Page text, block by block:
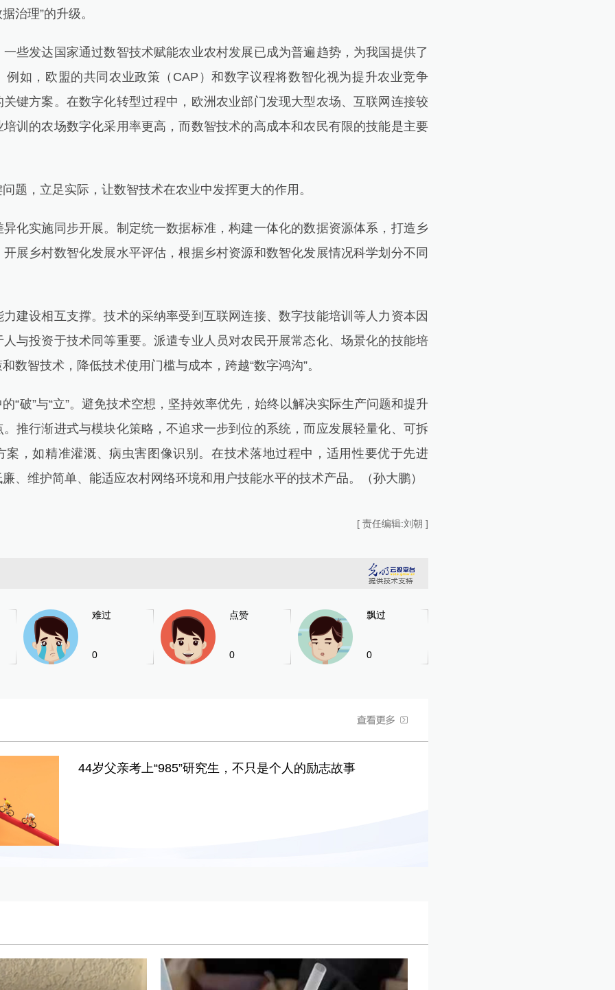
治理”的升级。
发达国家通过数智技术赋能农业农村发展已成为普遍趋势，为我国提供了
例如，欧盟的共同农业政策（CAP）和数字议程将数智化视为提升农业竞争
键方案。在数字化转型过程中，欧洲农业部门发现大型农场、互联网连接较
训的农场数字化采用率更高，而数智技术的高成本和农民有限的技能是主要
，立足实际，让数智技术在农业中发挥更大的作用。
实施同步开展。制定统一数据标准，构建一体化的数据资源体系，打造乡
展乡村数智化发展水平评估，根据乡村资源和数智化发展情况科学划分不同
设相互支撑。技术的采纳率受到互联网连接、数字技能培训等人力资本因
与投资于技术同等重要。派遣专业人员对农民开展常态化、场景化的技能培
数智技术，降低技术使用门槛与成本，跨越“数字鸿沟”。
”与“立”。避免技术空想，坚持效率优先，始终以解决实际生产问题和提升
推行渐进式与模块化策略，不追求一步到位的系统，而应发展轻量化、可拆
案，如精准灌溉、病虫害图像识别。在技术落地过程中，适用性要优于先进
、维护简单、能适应农村网络环境和用户技能水平的技术产品。（孙大鹏）
[ 责任编辑:刘朝 ]
难过
0
点赞
0
飘过
0
44岁父亲考上“985”研究生，不只是个人的励志故事